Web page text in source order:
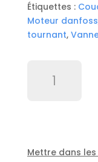
Étiquettes :
Moteur danfoss
tournant,
guide
Mettre dans